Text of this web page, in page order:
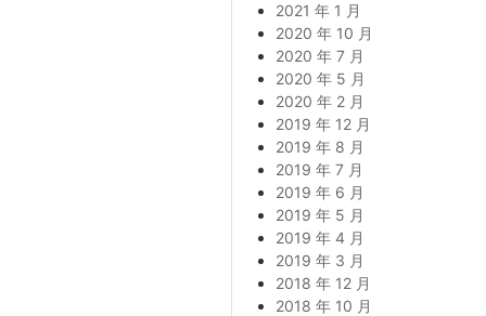
2021 年 1 月
2020 年 10 月
2020 年 7 月
2020 年 5 月
2020 年 2 月
2019 年 12 月
2019 年 8 月
2019 年 7 月
2019 年 6 月
2019 年 5 月
2019 年 4 月
2019 年 3 月
2018 年 12 月
2018 年 10 月